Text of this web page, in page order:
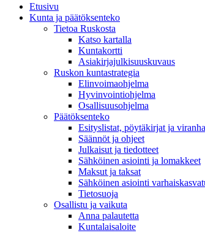
Etusivu
Kunta ja päätöksenteko
Tietoa Ruskosta
Katso kartalla
Kuntakortti
Asiakirjajulkisuuskuvaus
Ruskon kuntastrategia
Elinvoimaohjelma
Hyvinvointiohjelma
Osallisuusohjelma
Päätöksenteko
Esityslistat, pöytäkirjat ja
Säännöt ja ohjeet
Julkaisut ja tiedotteet
Sähköinen asiointi ja lomakkeet
Maksut ja taksat
Sähköinen asiointi
Tietosuoja
Osallistu ja vaikuta
Anna palautetta
Kuntalaisaloite